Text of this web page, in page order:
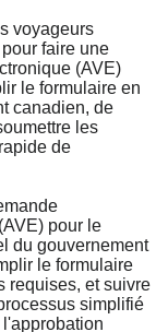
voyageurs
faire une
(AVE)
le formulaire en
canadien, de
les
de
pour le
du gouvernement
le formulaire
requises, et suivre
simplifié